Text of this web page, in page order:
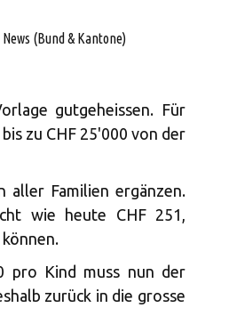
News (Bund & Kantone)
gutgeheissen. Für
zu CHF 25'000 von der
aller Familien ergänzen.
wie heute CHF 251,
pro Kind muss nun der
zurück in die grosse